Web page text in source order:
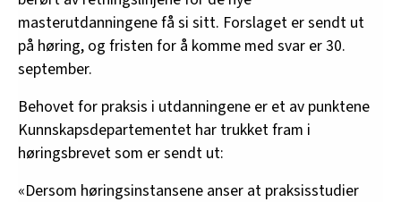
masterutdanningene få si sitt. Forslaget er sendt ut
på høring, og fristen for å komme med svar er 30.
september.
Behovet for praksis i utdanningene er et av punktene
Kunnskapsdepartementet har trukket fram i
høringsbrevet som er sendt ut:
«Dersom høringsinstansene anser at praksisstudier